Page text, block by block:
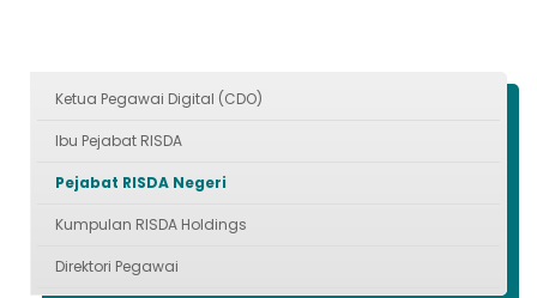
Ketua Pegawai Digital (CDO)
Ibu Pejabat RISDA
Pejabat RISDA Negeri
Kumpulan RISDA Holdings
Direktori Pegawai